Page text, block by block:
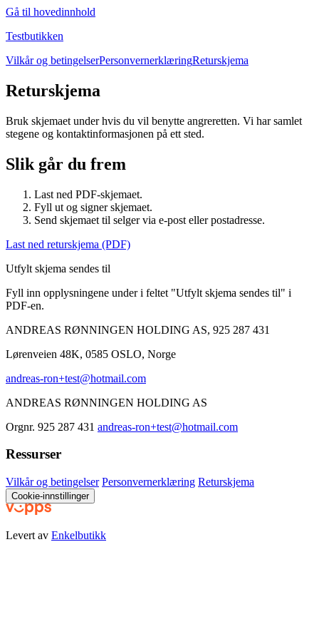
Gå til hovedinnhold
Testbutikken
Vilkår og betingelserPersonvernerklæringReturskjema
Returskjema
Bruk skjemaet under hvis du vil benytte angreretten. Vi har samlet
stegene og kontaktinformasjonen på ett sted.
Slik går du frem
Last ned PDF-skjemaet.
Fyll ut og signer skjemaet.
Send skjemaet til selger via e-post eller postadresse.
Last ned returskjema (PDF)
Utfylt skjema sendes til
Fyll inn opplysningene under i feltet "Utfylt skjema sendes til" i
PDF-en.
ANDREAS RØNNINGEN HOLDING AS, 925 287 431
Lørenveien 48K, 0585 OSLO, Norge
andreas-ron+test@hotmail.com
ANDREAS RØNNINGEN HOLDING AS
Orgnr. 925 287 431 andreas-ron+test@hotmail.com
Ressurser
Vilkår og betingelser Personvernerklæring Returskjema
Cookie-innstillinger
Levert av Enkelbutikk